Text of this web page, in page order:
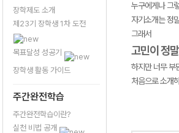
장학제도 소개
제23기 장학생 1차 도전
목표달성 성공기
장학생 활동 가이드
주간완전학습
주간완전학습이란?
실천 비법 공개
누구에게나 그
자기소개는 정
그래서
고민이 정
하지만 너무 부
처음으로 소개